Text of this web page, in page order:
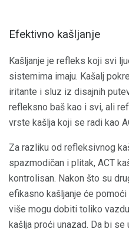
Efektivno kašljanje
Kašljanje je refleks koji svi
sistemima imaju. Kašalj
iritante i sluz iz disajnih
refleksno baš kao i svi, ali
vrste kašlja koji se radi kao
Za razliku od refleksivnog
spazmodičan i plitak, ACT
kontrolisan. Nakon što su
efikasno kašljanje će
više mogu dobiti toliko
kašlja proći unazad. Da bi